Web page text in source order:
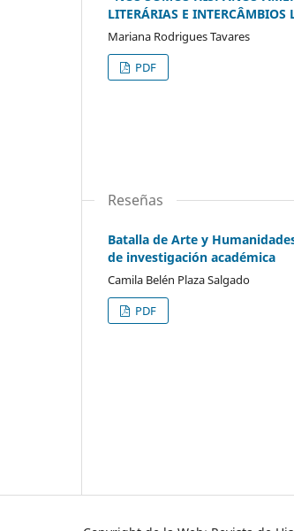
LITERÁRIAS E INTERCÂMBIOS
Mariana Rodrigues Tavares
PDF
Reseñas
Batalla de Arte y
de investigación académica
Camila Belén Plaza Salgado
PDF